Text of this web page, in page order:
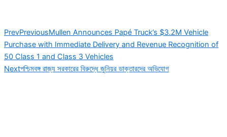
PrevPreviousMullen Announces Papé Truck’s $3.2M Vehicle
Purchase with Immediate Delivery and Revenue Recognition of
50 Class 1 and Class 3 Vehicles
Nextপশ্চিমবঙ্গ রাজ্য সরকারের বিরুদ্ধে জুনিয়র ডাক্তারদের অভিযোগ